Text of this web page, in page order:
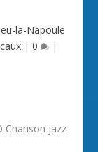
la-Napoule
| 0 |
Chanson jazz